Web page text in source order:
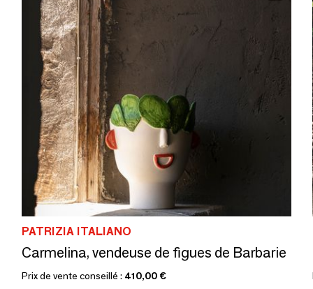
PATRIZIA ITALIANO
Carmelina, vendeuse de figues de Barbarie
Prix de vente conseillé : 410,00 €